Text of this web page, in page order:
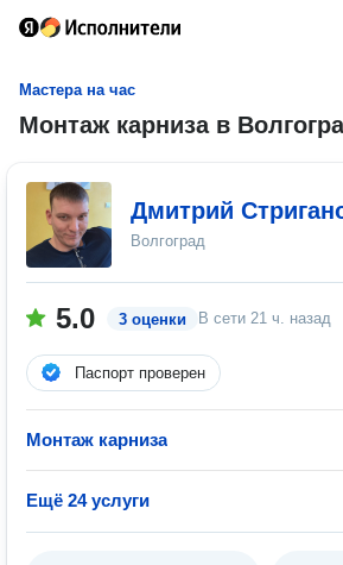
Мастера на час
Монтаж карниза в
Дмитрий
Волгоград
5.0 3 оценки В сети 21 ч. назад
Паспорт проверен
Монтаж карниза
Ещё 24 услуги